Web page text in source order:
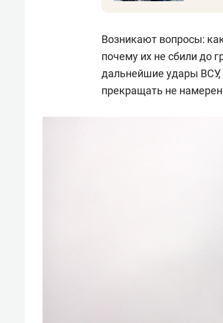
Возникают вопросы:
почему их не сбили до
дальнейшие удары ВСУ,
прекращать не